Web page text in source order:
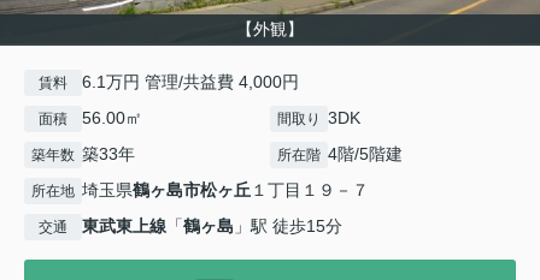
【外観】
賃料 6.1万円 管理/共益費 4,000円
面積 56.00㎡ 間取り 3DK
築年数 築33年 所在階 4階/5階建
所在地 埼玉県鶴ヶ島市松ヶ丘 １丁目１９－７
交通 東武東上線 「鶴ヶ島 」駅 徒歩15分